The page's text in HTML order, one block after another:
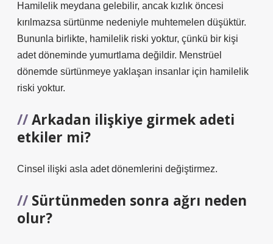
Hamilelik meydana gelebilir, ancak kızlık öncesi
kırılmazsa sürtünme nedeniyle muhtemelen düşüktür.
Bununla birlikte, hamilelik riski yoktur, çünkü bir kişi
adet döneminde yumurtlama değildir. Menstrüel
dönemde sürtünmeye yaklaşan insanlar için hamilelik
riski yoktur.
Arkadan ilişkiye girmek adeti
etkiler mi?
Cinsel ilişki asla adet dönemlerini değiştirmez.
Sürtünmeden sonra ağrı neden
olur?